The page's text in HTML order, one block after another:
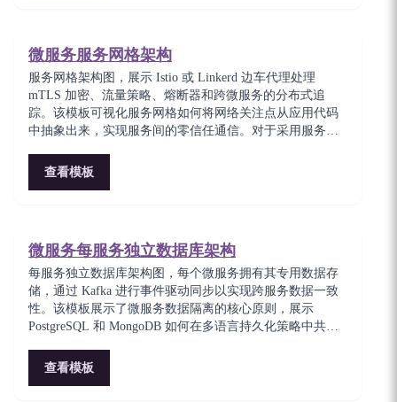
微服务服务网格架构
服务网格架构图，展示 Istio 或 Linkerd 边车代理处理
mTLS 加密、流量策略、熔断器和跨微服务的分布式追
踪。该模板可视化服务网格如何将网络关注点从应用代码
中抽象出来，实现服务间的零信任通信。对于采用服务网
查看模板
微服务每服务独立数据库架构
每服务独立数据库架构图，每个微服务拥有其专用数据存
储，通过 Kafka 进行事件驱动同步以实现跨服务数据一致
性。该模板展示了微服务数据隔离的核心原则，展示
PostgreSQL 和 MongoDB 如何在多语言持久化策略中共
至关重要。
查看模板